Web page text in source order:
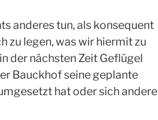
anderes tun, als konsequent
zu legen, was wir hiermit zu
der nächsten Zeit Geflügel
Bauckhof seine geplante
hat oder sich andere